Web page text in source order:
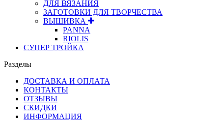
ДЛЯ ВЯЗАНИЯ
ЗАГОТОВКИ ДЛЯ ТВОРЧЕСТВА
ВЫШИВКА
PANNA
RIOLIS
СУПЕР ТРОЙКА
Разделы
ДОСТАВКА И ОПЛАТА
КОНТАКТЫ
ОТЗЫВЫ
СКИДКИ
ИНФОРМАЦИЯ